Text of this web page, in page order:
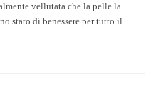
vellutata che la pelle la
stato di benessere per tutto il